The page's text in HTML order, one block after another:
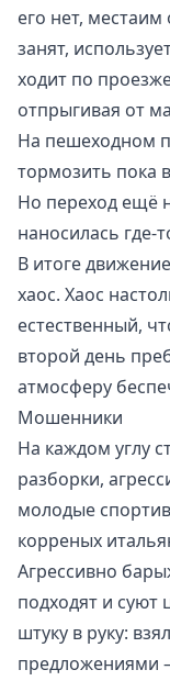
его нет,
занят,
ходит по
отпрыгивая от
На пешеходном
тормозить пока
Но переход ещё
наносилась где-
В итоге
хаос. Хаос
естественный,
второй день
атмосферу
Мошенники
На каждом углу
разборки,
молодые
корреных
Агрессивно
подходят и суют
штуку в руку:
предложениями